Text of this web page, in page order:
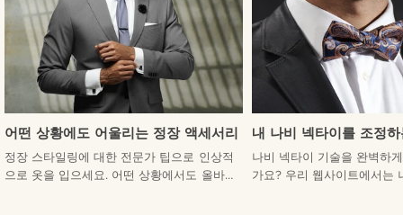
어떤 상황에도 어울리는 정장 액세서리
정장 스타일링에 대한 전문가 팁으로 인상적
으로 옷을 입으세요. 어떤 상황에서도 올바른
내 나비 넥타이를 조정
나비 넥타이 기술을 완벽하
가요? 우리 웹사이트에서는